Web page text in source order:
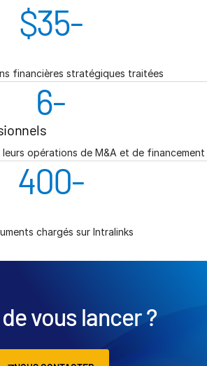
$35-
financières stratégiques traitées
6-
opérations de M&A et de financement
400-
chargés sur Intralinks
vous lancer ?